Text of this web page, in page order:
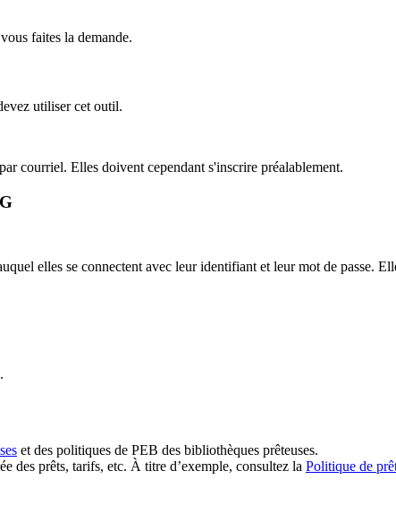
faites la demande.
utiliser cet outil.
courriel. Elles doivent cependant s'inscrire préalablement.
elles se connectent avec leur identifiant et leur mot de passe.
.
et des politiques de PEB des bibliothèques prêteuses.
des prêts, tarifs, etc. À titre d’exemple, consultez la Politique de